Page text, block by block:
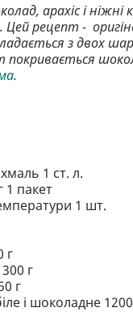
арахіс і
Цей рецепт -
з двох
.
1 ст. л.
1 пакет
1 шт.
г
г
г
і шоколадне